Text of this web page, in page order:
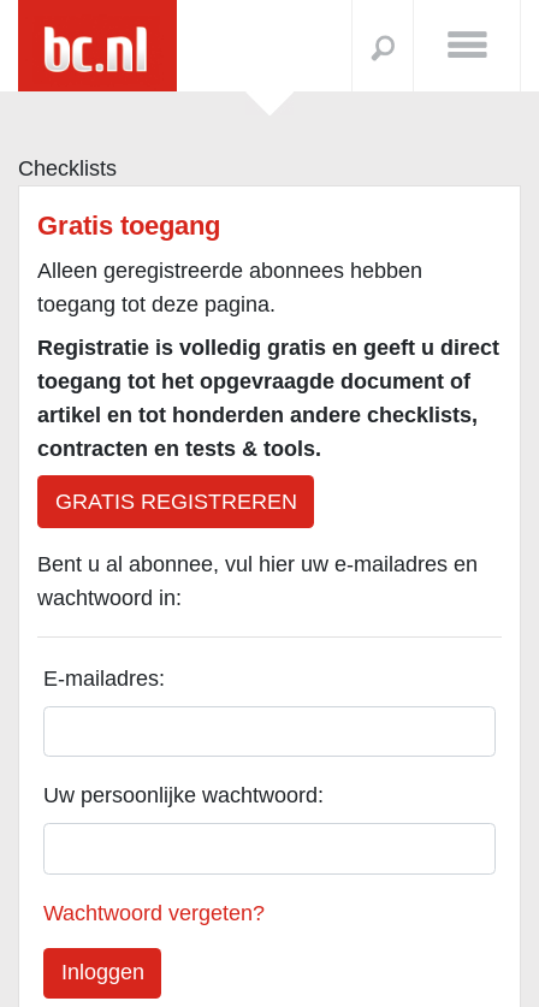
Checklists
Gratis toegang
Alleen geregistreerde abonnees hebben
toegang tot deze pagina.
Registratie is volledig gratis en geeft u direct
toegang tot het opgevraagde document of
artikel en tot honderden andere checklists,
contracten en tests & tools.
GRATIS REGISTREREN
Bent u al abonnee, vul hier uw e-mailadres en
wachtwoord in:
E-mailadres:
Uw persoonlijke wachtwoord:
Wachtwoord vergeten?